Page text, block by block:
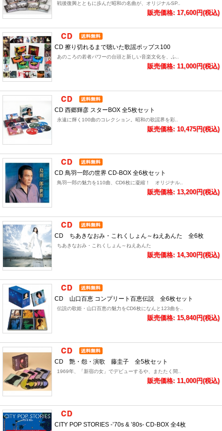
戦後復興とともに歩んだ昭和の名曲が、オリジナルSP..
販売価格: 17,600円(税込)
CD 擦り切れるまで聴いた歌謡ポップス100
あのころの若者パワーの台頭と新しい音楽文化を、ふ..
販売価格: 11,000円(税込)
CD 西郷輝彦 スターBOX 全5枚セット
永遠に輝く100曲のコレクション。昭和の歌謡界を彩..
販売価格: 10,475円(税込)
CD 鳥羽一郎の世界 CD-BOX 全6枚セット
鳥羽一郎の魅力を110曲、CD6枚に凝縮！ オリジナル..
販売価格: 13,200円(税込)
CD ちあきなおみ・これくしょん～ねえあんた 全6枚
ちあきなおみ・これくしょん～ねえあんた
販売価格: 14,300円(税込)
CD 山口百恵 コンプリート百恵伝説 全6枚セット
伝説の歌姫・山口百恵の魅力をCD6枚になんと123曲を..
販売価格: 15,840円(税込)
CD 艶・怨・演歌 藤圭子 全5枚セット
1969年、「新宿の女」でデビューするや、またたく間..
販売価格: 11,000円(税込)
CITY POP STORIES -’70s & ’80s- CD-BOX 全4枚